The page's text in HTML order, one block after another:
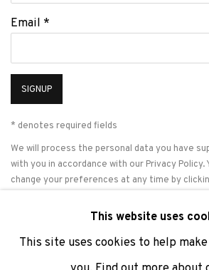
Email *
SIGNUP
* denotes required fields
We will process the personal data you have
with you in accordance with our Privacy Policy.
change your preferences at any time by
PRIVACY POLICY COOKIE POLICY
This website uses
This site uses cookies to help